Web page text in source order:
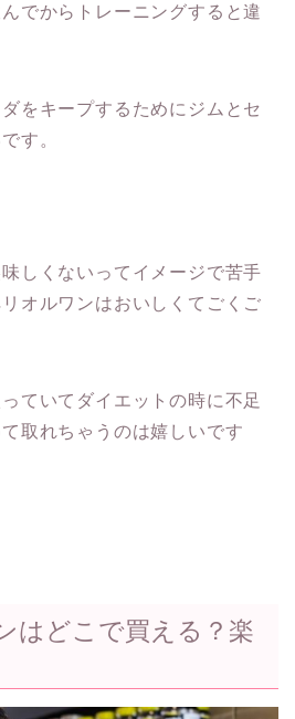
でからトレーニングすると違
をキープするためにジムとセ
す。
しくないってイメージで苦手
オルワンはおいしくてごくご
ていてダイエットの時に不足
取れちゃうのは嬉しいです
はどこで買える？楽